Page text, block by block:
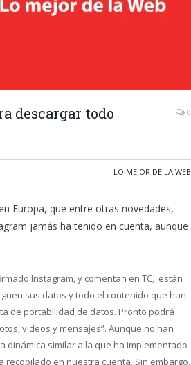
descargar todo
0
LO MEJOR DE LA WEB
Europa, que entre otras novedades,
jamás ha tenido en cuenta, aunque
Instagram, y comentan en TC, están
sus datos y todo el contenido que han
de portabilidad de datos. Pronto podrá
videos y mensajes”. Aunque no han
similar a la que ha implementado
en nuestra cuenta. Sin embargo,